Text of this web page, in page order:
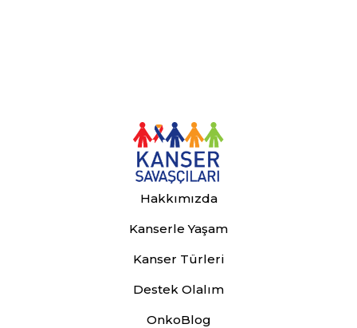
Hakkımızda
Kanserle Yaşam
Kanser Türleri
Destek Olalım
OnkoBlog